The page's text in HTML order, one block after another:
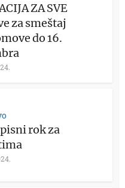
ZA SVE
za smeštaj
do 16.
rok za